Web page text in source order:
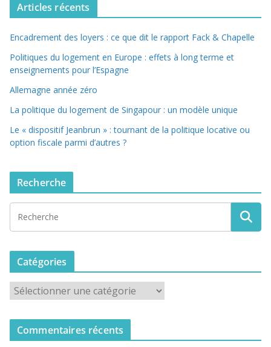
Articles récents
Encadrement des loyers : ce que dit le rapport Fack & Chapelle
Politiques du logement en Europe : effets à long terme et
enseignements pour l’Espagne
Allemagne année zéro
La politique du logement de Singapour : un modèle unique
Le « dispositif Jeanbrun » : tournant de la politique locative ou
option fiscale parmi d’autres ?
Recherche
Catégories
t
Commentaires récents